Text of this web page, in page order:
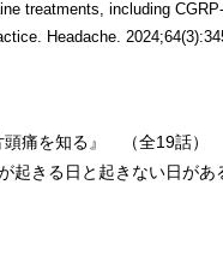
treatments, including
Headache.
頭痛を知る』 （全19話）
きる日と起きない日があ